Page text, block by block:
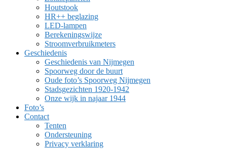
Houtstook
HR++ beglazing
LED-lampen
Berekeningswijze
Stroomverbruikmeters
Geschiedenis
Geschiedenis van Nijmegen
Spoorweg door de buurt
Oude foto’s Spoorweg Nijmegen
Stadsgezichten 1920-1942
Onze wijk in najaar 1944
Foto’s
Contact
Tenten
Ondersteuning
Privacy verklaring